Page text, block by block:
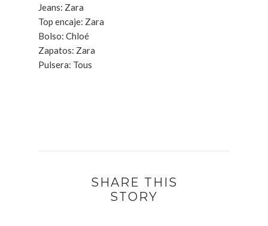
Jeans: Zara
Top encaje: Zara
Bolso: Chloé
Zapatos: Zara
Pulsera: Tous
SHARE THIS
STORY